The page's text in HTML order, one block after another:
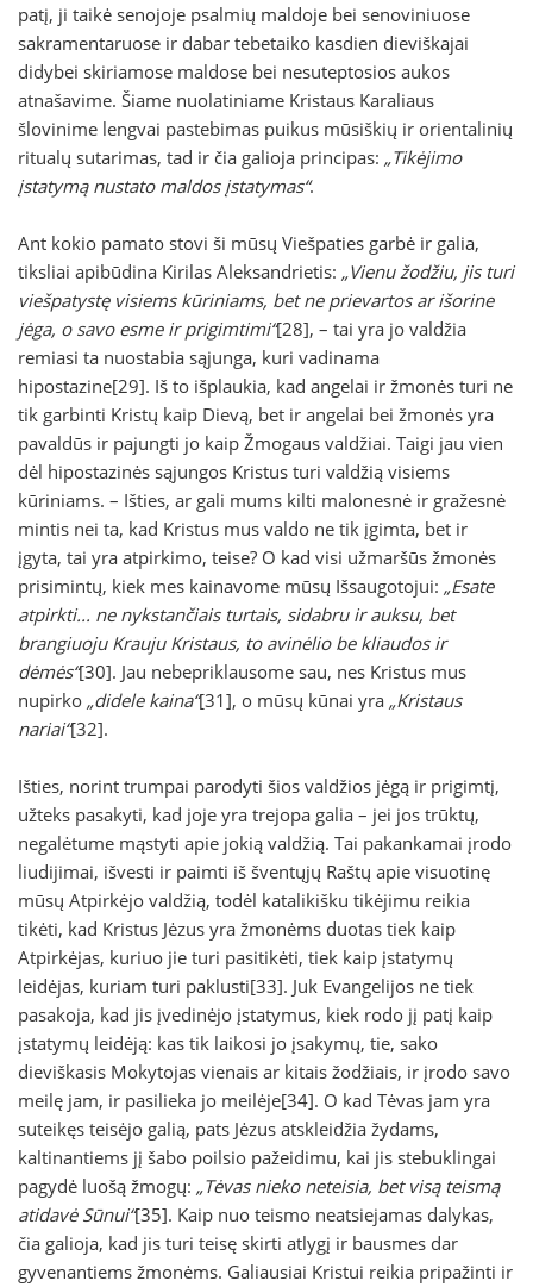
patį, ji taikė senojoje psalmių maldoje bei senoviniuose
sakramentaruose ir dabar tebetaiko kasdien dieviškajai
didybei skiriamose maldose bei nesuteptosios aukos
atnašavime. Šiame nuolatiniame Kristaus Karaliaus
šlovinime lengvai pastebimas puikus mūsiškių ir orientalinių
ritualų sutarimas, tad ir čia galioja principas: „Tikėjimo
įstatymą nustato maldos įstatymas“.
Ant kokio pamato stovi ši mūsų Viešpaties garbė ir galia,
tiksliai apibūdina Kirilas Aleksandrietis: „Vienu žodžiu, jis turi
viešpatystę visiems kūriniams, bet ne prievartos ar išorine
jėga, o savo esme ir prigimtimi“[28], – tai yra jo valdžia
remiasi ta nuostabia sąjunga, kuri vadinama
hipostazine[29]. Iš to išplaukia, kad angelai ir žmonės turi ne
tik garbinti Kristų kaip Dievą, bet ir angelai bei žmonės yra
pavaldūs ir pajungti jo kaip Žmogaus valdžiai. Taigi jau vien
dėl hipostazinės sąjungos Kristus turi valdžią visiems
kūriniams. – Išties, ar gali mums kilti malonesnė ir gražesnė
mintis nei ta, kad Kristus mus valdo ne tik įgimta, bet ir
įgyta, tai yra atpirkimo, teise? O kad visi užmaršūs žmonės
prisimintų, kiek mes kainavome mūsų Išsaugotojui: „Esate
atpirkti... ne nykstančiais turtais, sidabru ir auksu, bet
brangiuoju Krauju Kristaus, to avinėlio be kliaudos ir
dėmės“[30]. Jau nebepriklausome sau, nes Kristus mus
nupirko „didele kaina“[31], o mūsų kūnai yra „Kristaus
nariai“[32].
Išties, norint trumpai parodyti šios valdžios jėgą ir prigimtį,
užteks pasakyti, kad joje yra trejopa galia – jei jos trūktų,
negalėtume mąstyti apie jokią valdžią. Tai pakankamai įrodo
liudijimai, išvesti ir paimti iš šventųjų Raštų apie visuotinę
mūsų Atpirkėjo valdžią, todėl katalikišku tikėjimu reikia
tikėti, kad Kristus Jėzus yra žmonėms duotas tiek kaip
Atpirkėjas, kuriuo jie turi pasitikėti, tiek kaip įstatymų
leidėjas, kuriam turi paklusti[33]. Juk Evangelijos ne tiek
pasakoja, kad jis įvedinėjo įstatymus, kiek rodo jį patį kaip
įstatymų leidėją: kas tik laikosi jo įsakymų, tie, sako
dieviškasis Mokytojas vienais ar kitais žodžiais, ir įrodo savo
meilę jam, ir pasilieka jo meilėje[34]. O kad Tėvas jam yra
suteikęs teisėjo galią, pats Jėzus atskleidžia žydams,
kaltinantiems jį šabo poilsio pažeidimu, kai jis stebuklingai
pagydė luošą žmogų: „Tėvas nieko neteisia, bet visą teismą
atidavė Sūnui“[35]. Kaip nuo teismo neatsiejamas dalykas,
čia galioja, kad jis turi teisę skirti atlygį ir bausmes dar
gyvenantiems žmonėms. Galiausiai Kristui reikia pripažinti ir